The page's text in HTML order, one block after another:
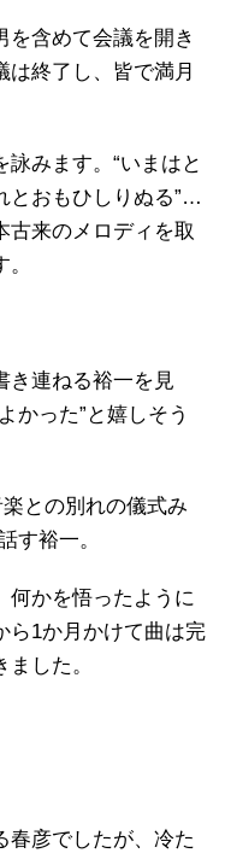
を含めて会議を開き
は終了し、皆で満月
みます。“いまはと
おもひしりぬる”…
古来のメロディを取
き連ねる裕一を見
かった”と嬉しそう
との別れの儀式み
す裕一。
何かを悟ったように
ら1か月かけて曲は完
した。
春彦でしたが、冷た